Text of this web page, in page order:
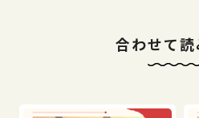
合わせて読